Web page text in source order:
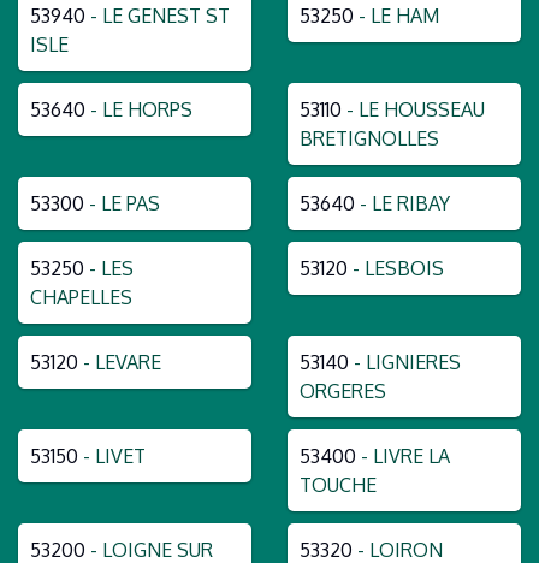
53940 - LE GENEST ST
ISLE
53250 - LE HAM
53640 - LE HORPS 53110 - LE HOUSSEAU
BRETIGNOLLES
53300 - LE PAS 53640 - LE RIBAY
53250 - LES
CHAPELLES
53120 - LESBOIS
53120 - LEVARE 53140 - LIGNIERES
ORGERES
53150 - LIVET 53400 - LIVRE LA
TOUCHE
53200 - LOIGNE SUR
53320 - LOIRON